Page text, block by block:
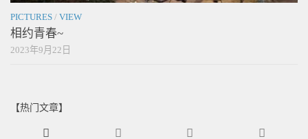
PICTURES / VIEW
相约青春~
2023年9月22日
【热门文章】